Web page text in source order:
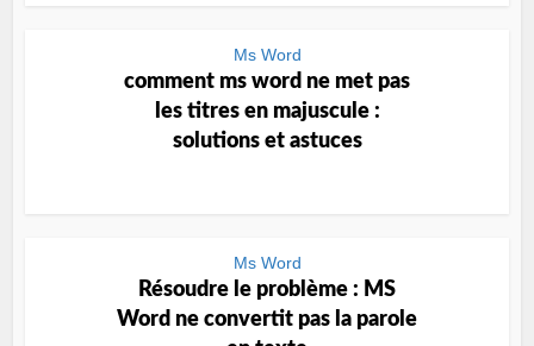
Ms Word
comment ms word ne met pas
les titres en majuscule :
solutions et astuces
Ms Word
Résoudre le problème : MS
Word ne convertit pas la parole